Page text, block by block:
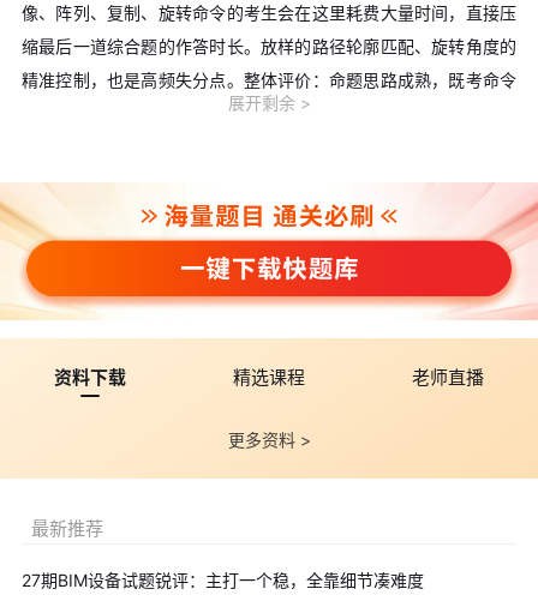
像、阵列、复制、旋转命令的考生会在这里耗费大量时间，直接压
缩最后一道综合题的作答时长。放样的路径轮廓匹配、旋转角度的
精准控制，也是高频失分点。整体评价：命题思路成熟，既考命令
掌握度，也考工程化思维，是近年族题的优质命题方向，真正筛选
第三题：博物馆正四棱锥入口（难度★★★☆☆，常规体量
题）
核心考点：异形幕墙创建需借由概念体量来创建形体。概念体
量创建、体量面幕墙系统赋予，幕墙网格基础设置体量是一级考试
势，把纯几何体转化为博物馆入口造型，本质还是考察“创建体量
能快速完成。真正的易错点在幕墙环节：斜面上的幕墙方向校准、
现幕墙偏移、面选择错误的问题。整体评价：中规中矩，和近5期
过真题就能稳拿分”的题目，创新度不足但考点非常标准。
展开剩余
资料下载 精选课程 老师直播
更多资料 >
最新推荐
27期BIM设备试题锐评：主打一个稳，全靠细节凑难度